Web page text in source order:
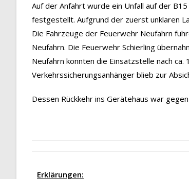
Auf der Anfahrt wurde ein Unfall auf der
festgestellt. Aufgrund der zuerst unklaren
Die Fahrzeuge der Feuerwehr Neufahrn
Neufahrn. Die Feuerwehr Schierling
Neufahrn konnten die Einsatzstelle nach
Verkehrssicherungsanhänger blieb zur
Dessen Rückkehr ins Gerätehaus war
Erklärungen: